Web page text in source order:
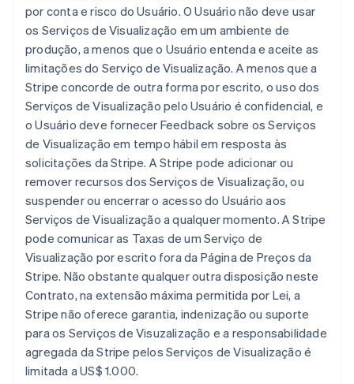
por conta e risco do Usuário. O Usuário não deve usar
os Serviços de Visualização em um ambiente de
produção, a menos que o Usuário entenda e aceite as
limitações do Serviço de Visualização. A menos que a
Stripe concorde de outra forma por escrito, o uso dos
Serviços de Visualização pelo Usuário é confidencial, e
o Usuário deve fornecer Feedback sobre os Serviços
de Visualização em tempo hábil em resposta às
solicitações da Stripe. A Stripe pode adicionar ou
remover recursos dos Serviços de Visualização, ou
suspender ou encerrar o acesso do Usuário aos
Serviços de Visualização a qualquer momento. A Stripe
pode comunicar as Taxas de um Serviço de
Visualização por escrito fora da Página de Preços da
Stripe. Não obstante qualquer outra disposição neste
Contrato, na extensão máxima permitida por Lei, a
Stripe não oferece garantia, indenização ou suporte
para os Serviços de Visuzalização e a responsabilidade
agregada da Stripe pelos Serviços de Visualização é
limitada a US$ 1.000.